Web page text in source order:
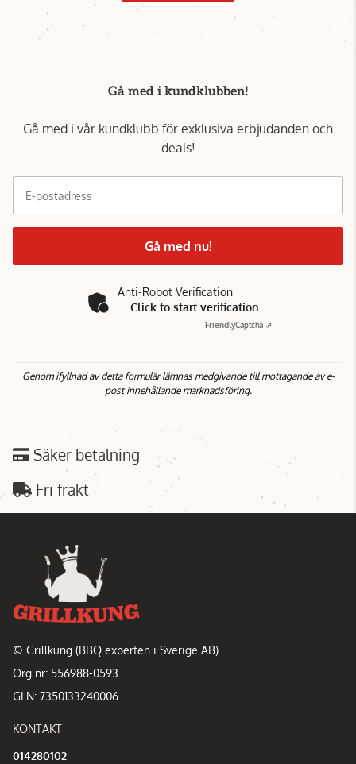
Gå med i kundklubben!
Gå med i vår kundklubb för exklusiva erbjudanden och
deals!
E-postadress
Gå med nu!
Anti-Robot Verification
Click to start verification
FriendlyCaptcha ⇗
Genom ifyllnad av detta formulär lämnas medgivande till mottagande av e-
post innehållande marknadsföring.
Säker betalning
Fri frakt
© Grillkung (BBQ experten i Sverige AB)
Org nr: 556988-0593
GLN: 7350133240006
KONTAKT
014280102